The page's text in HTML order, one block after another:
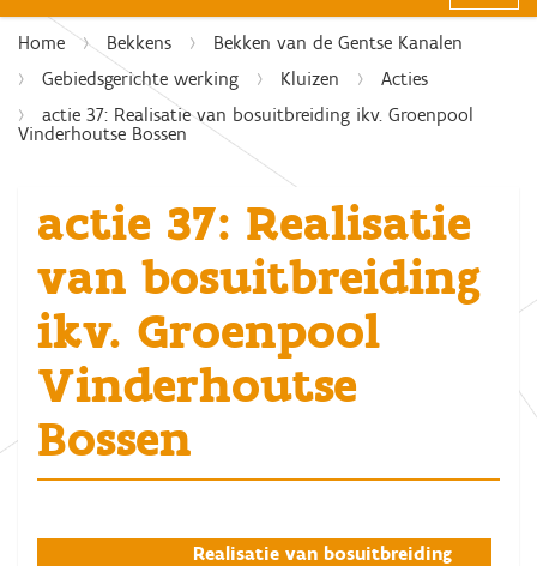
Home Bekkens
Bekken van de Gentse Kanalen
Gebiedsgerichte werking
Kluizen
Acties
actie 37: Realisatie van bosuitbreiding ikv. Groenpool
Vinderhoutse Bossen
actie 37: Realisatie
van bosuitbreiding
ikv. Groenpool
Vinderhoutse
Bossen
Realisatie van bosuitbreiding